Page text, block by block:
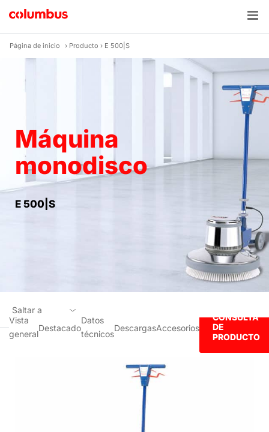
content
Página de inicio › Producto › E 500|S
Máquina
monodisco
E 500|S
Vista
general
Destacado
Datos
técnicos
DescargasAccesorios
CONSULTA
DE
PRODUCTO
Saltar a
Vista general